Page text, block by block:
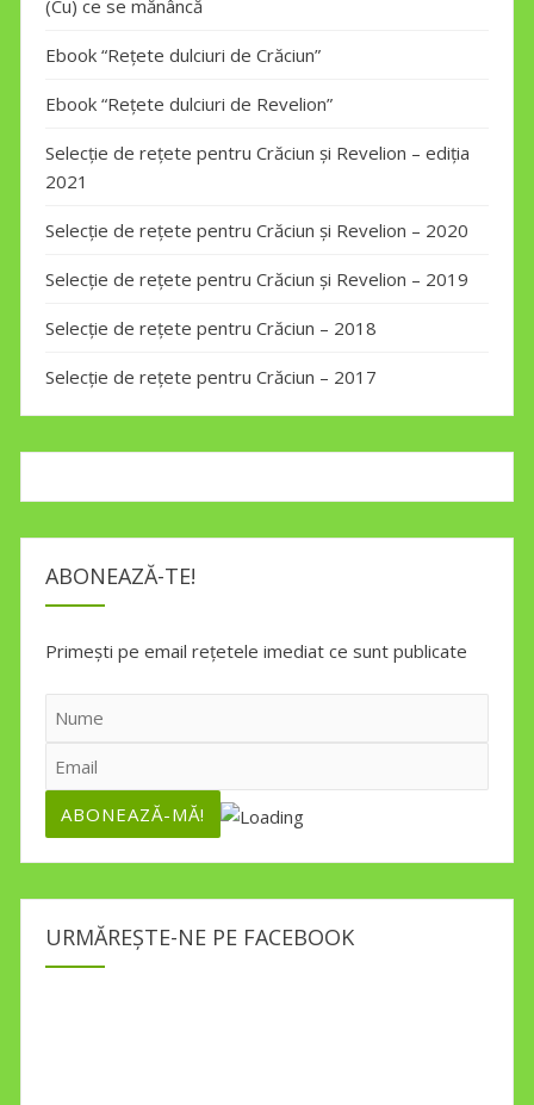
(Cu) ce se mănâncă
Ebook “Rețete dulciuri de Crăciun”
Ebook “Rețete dulciuri de Revelion”
Selecție de rețete pentru Crăciun și Revelion – ediția
2021
Selecție de rețete pentru Crăciun și Revelion – 2020
Selecție de rețete pentru Crăciun și Revelion – 2019
Selecție de rețete pentru Crăciun – 2018
Selecție de rețete pentru Crăciun – 2017
ABONEAZĂ-TE!
Primești pe email rețetele imediat ce sunt publicate
URMĂREȘTE-NE PE FACEBOOK